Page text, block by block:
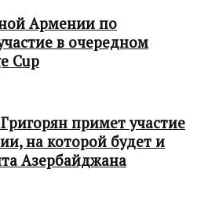
Армении по
в очередном
Cup
примет участие
на которой будет и
Азербайджана